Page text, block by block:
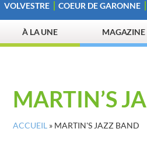
VOLVESTRE COEUR DE GARONNE
À LA UNE MAGAZINE
MARTIN’S
ACCUEIL » MARTIN'S JAZZ BAND